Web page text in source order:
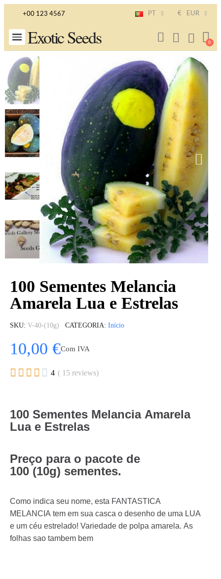
+00 123 4567 PT € EUR
Exotic Seeds
100 Sementes Melancia
Amarela Lua e Estrelas
SKU V-40-(10g) CATEGORIA Início
10,00 €Com IVA
     4 ( 15 reviews)
100 Sementes Melancia Amarela
Lua e Estrelas
Preço para o pacote de
100 (10g) sementes.
Como indica seu nome, esta FANTASTICA
MELANCIA tem em sua casca o desenho de uma LUA
e um céu estrelado! Variedade de polpa amarela. As
folhas sao tambem bem